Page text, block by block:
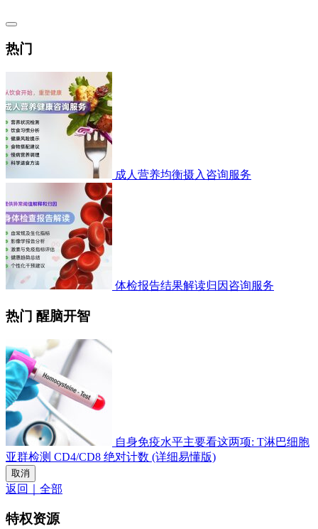
热门
成人营养均衡摄入咨询服务
体检报告结果解读归因咨询服务
热门 醒脑开智
自身免疫水平主要看这两项: T淋巴细胞
亚群检测 CD4/CD8 绝对计数 (详细易懂版)
取消
返回｜全部
特权资源